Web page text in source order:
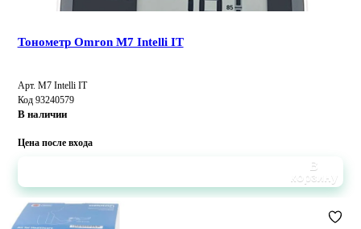
Тонометр Omron M7 Intelli IT
Арт. M7 Intelli IT
Код 93240579
В наличии
Цена после входа
В
корзину